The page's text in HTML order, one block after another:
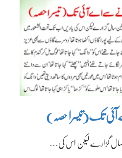
تک(تیسرا حصہ)
گزارے لیکن اس کی…